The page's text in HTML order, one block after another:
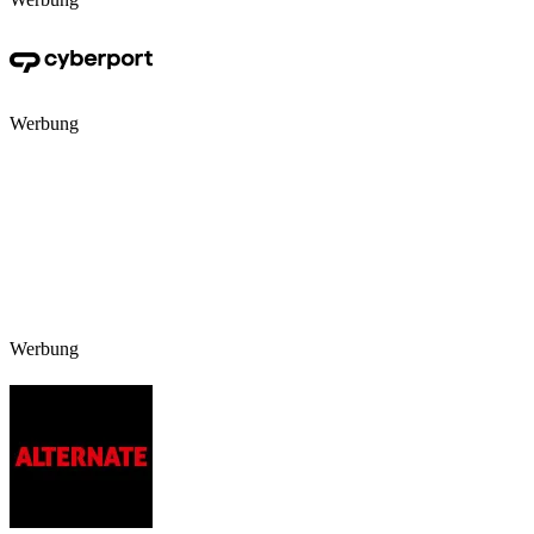
Werbung
Werbung